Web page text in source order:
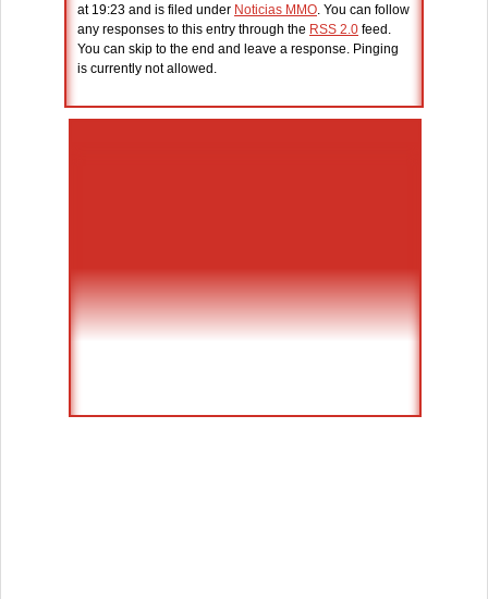
at 19:23 and is filed under Noticias MMO. You can follow
any responses to this entry through the RSS 2.0 feed.
You can skip to the end and leave a response. Pinging
is currently not allowed.